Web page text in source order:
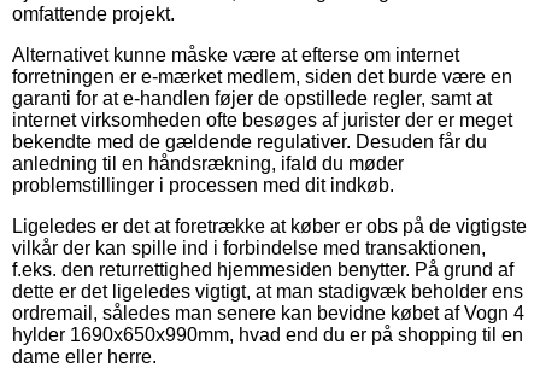
omfattende projekt.
Alternativet kunne måske være at efterse om internet
forretningen er e-mærket medlem, siden det burde være en
garanti for at e-handlen føjer de opstillede regler, samt at
internet virksomheden ofte besøges af jurister der er meget
bekendte med de gældende regulativer. Desuden får du
anledning til en håndsrækning, ifald du møder
problemstillinger i processen med dit indkøb.
Ligeledes er det at foretrække at køber er obs på de vigtigste
vilkår der kan spille ind i forbindelse med transaktionen,
f.eks. den returrettighed hjemmesiden benytter. På grund af
dette er det ligeledes vigtigt, at man stadigvæk beholder ens
ordremail, således man senere kan bevidne købet af Vogn 4
hylder 1690x650x990mm, hvad end du er på shopping til en
dame eller herre.